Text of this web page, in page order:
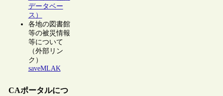
データベー
ス）
各地の図書館
等の被災情報
等について
（外部リン
ク）
saveMLAK
CAポータルにつ